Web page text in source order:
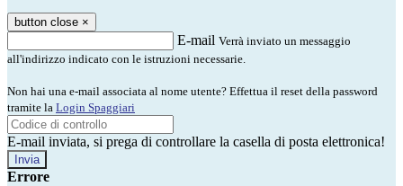
button close ×
E-mail Verrà inviato un messaggio
all'indirizzo indicato con le istruzioni necessarie.
Non hai una e-mail associata al nome utente? Effettua il reset della password
tramite la Login Spaggiari
E-mail inviata, si prega di controllare la casella di posta elettronica!
Errore